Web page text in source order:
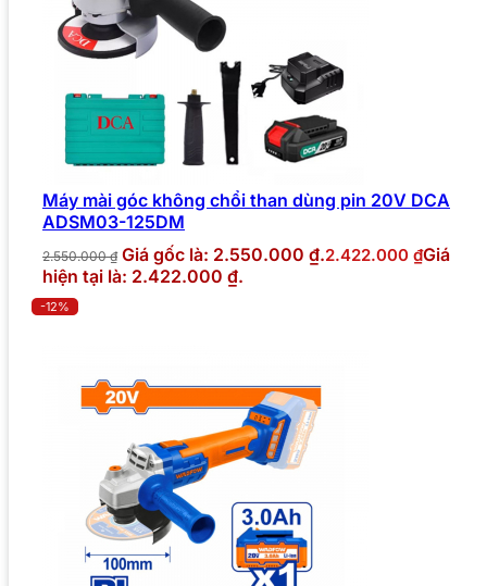
Máy mài góc không chổi than dùng pin 20V DCA
ADSM03-125DM
2.550.000₫ Giá gốc là: 2.550.000 ₫.2.422.000 ₫Giá
hiện tại là: 2.422.000 ₫.
-12%